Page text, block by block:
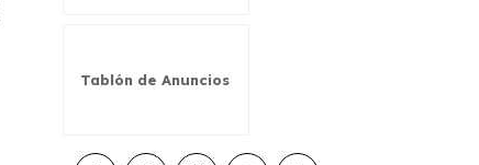
Tablón de Anuncios